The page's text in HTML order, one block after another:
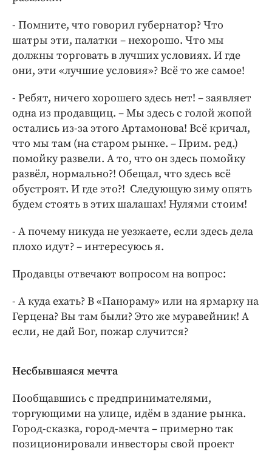
- Помните, что говорил губернатор? Что
шатры эти, палатки – нехорошо. Что мы
должны торговать в лучших условиях. И где
они, эти «лучшие условия»? Всё то же самое!
- Ребят, ничего хорошего здесь нет! – заявляет
одна из продавщиц. – Мы здесь с голой жопой
остались из-за этого Артамонова! Всё кричал,
что мы там (на старом рынке. – Прим. ред.)
помойку развели. А то, что он здесь помойку
развёл, нормально?! Обещал, что здесь всё
обустроят. И где это?! Следующую зиму опять
будем стоять в этих шалашах! Нулями стоим!
- А почему никуда не уезжаете, если здесь дела
плохо идут? – интересуюсь я.
Продавцы отвечают вопросом на вопрос:
- А куда ехать? В «Панораму» или на ярмарку на
Герцена? Вы там были? Это же муравейник! А
если, не дай Бог, пожар случится?
Несбывшаяся мечта
Пообщавшись с предпринимателями,
торгующими на улице, идём в здание рынка.
Город-сказка, город-мечта – примерно так
позиционировали инвесторы свой проект